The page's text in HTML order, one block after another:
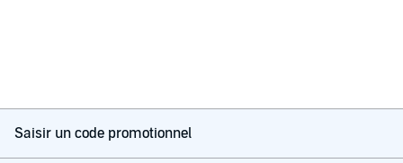
Saisir un code promotionnel